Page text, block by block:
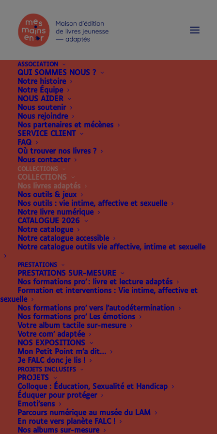
ASSOCIATION
QUI SOMMES NOUS ?
Notre histoire
Notre Équipe
NOUS AIDER
Nous soutenir
Nous rejoindre
Nos partenaires et mécènes
SERVICE CLIENT
FAQ
Où trouver nos livres ?
Nous contacter
COLLECTIONS
COLLECTIONS
Nos livres adaptés
Nos outils & jeux
Nos outils : vie intime, affective et sexuelle
Notre livre numérique
CATALOGUE 2026
Notre catalogue
Notre catalogue accessible
Notre catalogue outils vie affective, intime et sexuelle
PRESTATIONS
PRESTATIONS SUR-MESURE
Nos formations pro’ : livre et lecture adaptés
Formation et interventions : Vie intime, affective et
sexuelle
Nos formations pro’ vers l’autodétermination
Nos formations pro’ Les émotions
Votre album tactile sur-mesure
Votre com’ adaptée
NOS EXPOSITIONS
Mon Petit Point m’a dit…
Je FALC donc je lis !
PROJETS INCLUSIFS
PROJETS
Colloque : Éducation, Sexualité et Handicap
Éduquer pour protéger
Emoti’sens
Parcours numérique au musée du LAM
En route vers planète FALC !
Nos albums sur-mesure
NOS LIVRES
ADAPTÉS
Nos albums tactiles illustrésaccompagnent vos
enfants dans leur évolution !
Tacti’ Braille : des albums illustrés à partager.
Je Lis déjà en Braille : des premiers romans pour
favoriser la lecture autonome.
Mes Doc’s en Braille : des coffrets documentaires.
Éduc & Braille : des albums éducatifs pour favoriser
l’apprentissage.